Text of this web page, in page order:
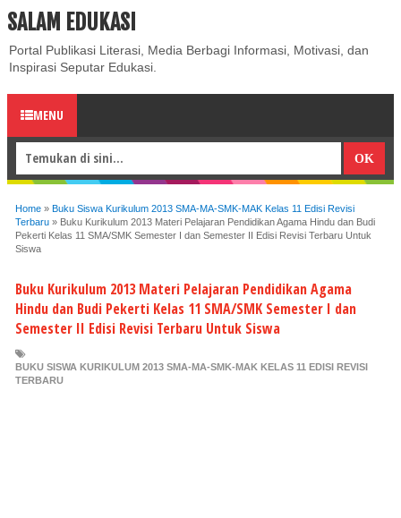
ABOUT CONTACT US
SALAM EDUKASI
Portal Publikasi Literasi, Media Berbagi Informasi, Motivasi, dan
Inspirasi Seputar Edukasi.
MENU
Home » Buku Siswa Kurikulum 2013 SMA-MA-SMK-MAK Kelas 11 Edisi Revisi
Terbaru » Buku Kurikulum 2013 Materi Pelajaran Pendidikan Agama Hindu dan Budi
Pekerti Kelas 11 SMA/SMK Semester I dan Semester II Edisi Revisi Terbaru Untuk
Siswa
Buku Kurikulum 2013 Materi Pelajaran Pendidikan Agama
Hindu dan Budi Pekerti Kelas 11 SMA/SMK Semester I dan
Semester II Edisi Revisi Terbaru Untuk Siswa
BUKU SISWA KURIKULUM 2013 SMA-MA-SMK-MAK KELAS 11 EDISI REVISI
TERBARU